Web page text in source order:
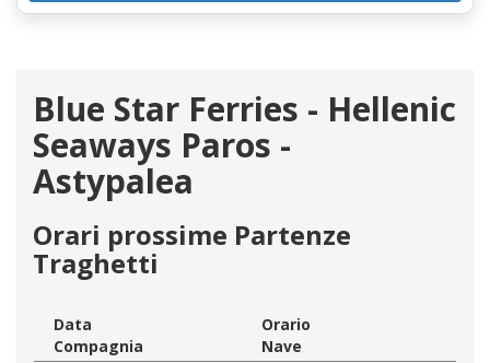
Blue Star Ferries - Hellenic
Seaways Paros -
Astypalea
Orari prossime Partenze
Traghetti
Data
Orario
Compagnia
Nave